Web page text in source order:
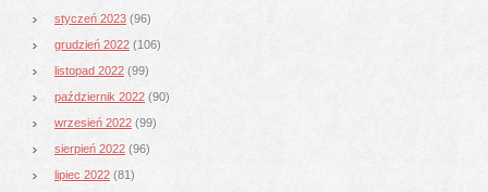
styczeń 2023 (96)
grudzień 2022 (106)
listopad 2022 (99)
październik 2022 (90)
wrzesień 2022 (99)
sierpień 2022 (96)
lipiec 2022 (81)